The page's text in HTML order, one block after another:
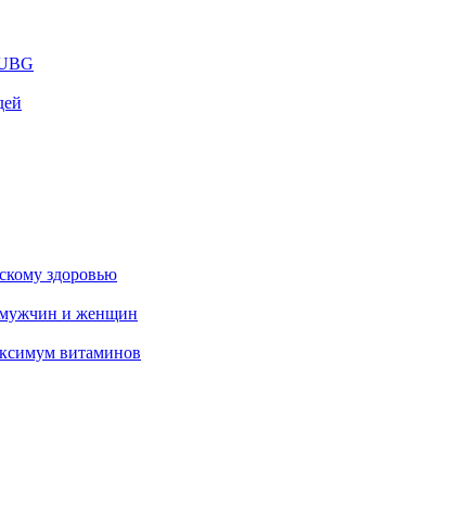
здоровью
мужчин и женщин
витаминов